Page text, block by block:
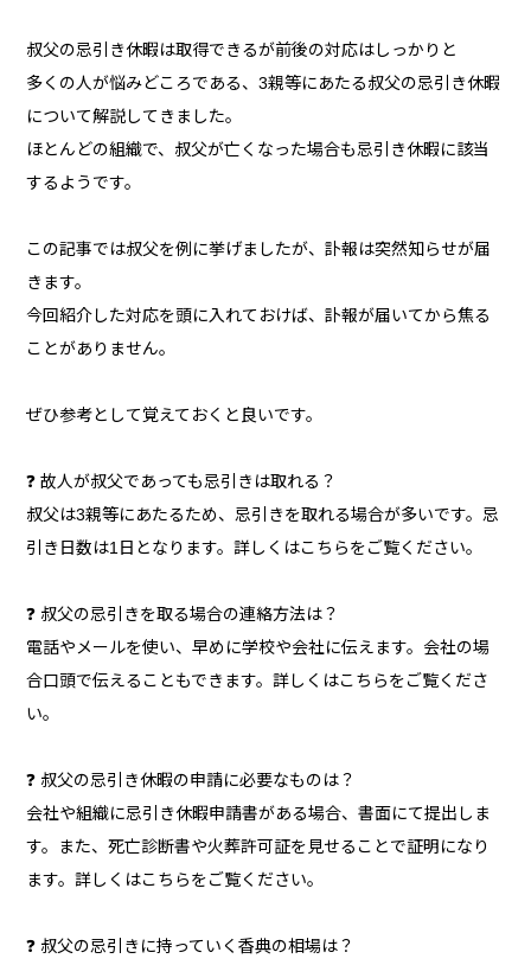
叔父の忌引き休暇は取得できるが前後の対応はしっかりと
多くの人が悩みどころである、3親等にあたる叔父の忌引き休暇
について解説してきました。
ほとんどの組織で、叔父が亡くなった場合も忌引き休暇に該当
するようです。
この記事では叔父を例に挙げましたが、訃報は突然知らせが届
きます。
今回紹介した対応を頭に入れておけば、訃報が届いてから焦る
ことがありません。
ぜひ参考として覚えておくと良いです。
❓ 故人が叔父であっても忌引きは取れる？
叔父は3親等にあたるため、忌引きを取れる場合が多いです。忌
引き日数は1日となります。詳しくはこちらをご覧ください。
❓ 叔父の忌引きを取る場合の連絡方法は？
電話やメールを使い、早めに学校や会社に伝えます。会社の場
合口頭で伝えることもできます。詳しくはこちらをご覧くださ
い。
❓ 叔父の忌引き休暇の申請に必要なものは？
会社や組織に忌引き休暇申請書がある場合、書面にて提出しま
す。また、死亡診断書や火葬許可証を見せることで証明になり
ます。詳しくはこちらをご覧ください。
❓ 叔父の忌引きに持っていく香典の相場は？